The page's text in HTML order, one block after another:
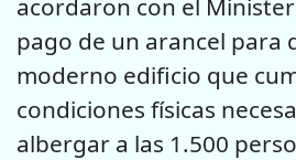
acordaron con el
pago de un arancel para
moderno edificio que
condiciones físicas
albergar a las 1.500